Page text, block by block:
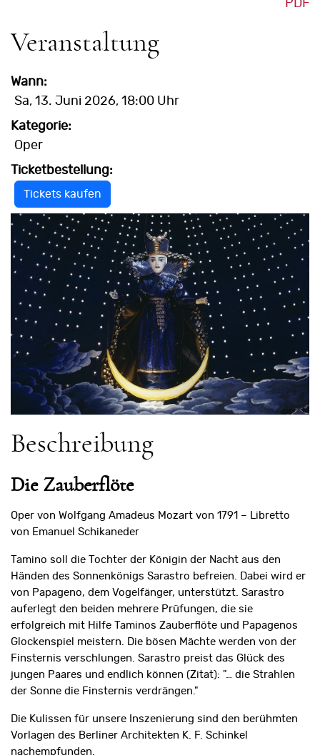
PDF
Veranstaltung
Wann:
Sa, 13. Juni 2026, 18:00 Uhr
Kategorie:
Oper
Ticketbestellung:
Tickets kaufen
Beschreibung
Die Zauberflöte
Oper von Wolfgang Amadeus Mozart von 1791 – Libretto
von Emanuel Schikaneder
Tamino soll die Tochter der Königin der Nacht aus den
Händen des Sonnenkönigs Sarastro befreien. Dabei wird er
von Papageno, dem Vogelfänger, unterstützt. Sarastro
auferlegt den beiden mehrere Prüfungen, die sie
erfolgreich mit Hilfe Taminos Zauberflöte und Papagenos
Glockenspiel meistern. Die bösen Mächte werden von der
Finsternis verschlungen. Sarastro preist das Glück des
jungen Paares und endlich können (Zitat): "… die Strahlen
der Sonne die Finsternis verdrängen."
Die Kulissen für unsere Inszenierung sind den berühmten
Vorlagen des Berliner Architekten K. F. Schinkel
nachempfunden.